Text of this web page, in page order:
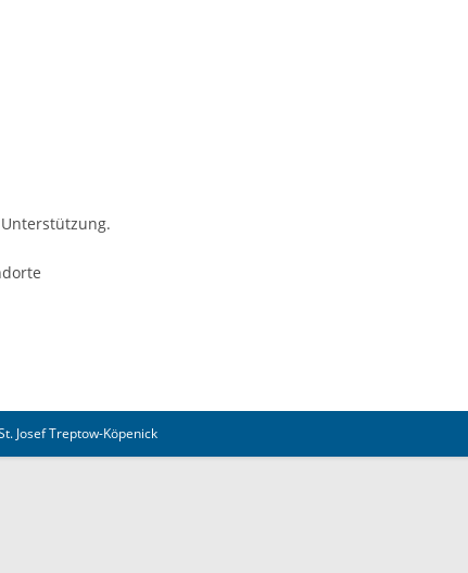
Josef Treptow-Köpenick